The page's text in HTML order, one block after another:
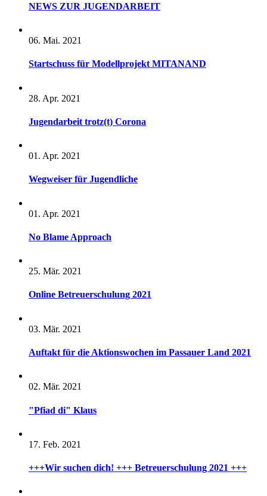
NEWS ZUR JUGENDARBEIT
06. Mai. 2021
Startschuss für Modellprojekt MITANAND
28. Apr. 2021
Jugendarbeit trotz(t) Corona
01. Apr. 2021
Wegweiser für Jugendliche
01. Apr. 2021
No Blame Approach
25. Mär. 2021
Online Betreuerschulung 2021
03. Mär. 2021
Auftakt für die Aktionswochen im Passauer Land 2021
02. Mär. 2021
"Pfiad di" Klaus
17. Feb. 2021
+++Wir suchen dich! +++ Betreuerschulung 2021 +++